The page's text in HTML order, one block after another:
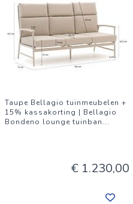
Taupe Bellagio tuinmeubelen +
15% kassakorting | Bellagio
Bondeno lounge tuinban...
€ 1.230,00